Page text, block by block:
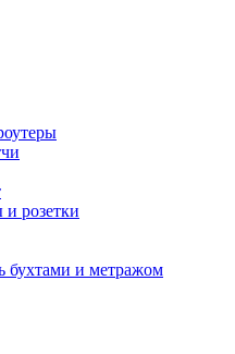
розетки
бухтами и метражом